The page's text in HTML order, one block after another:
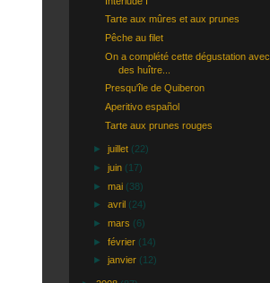
Tarte aux mûres et aux prunes
Pêche au filet
On a complété cette dégustation avec
des huître...
Presqu'île de Quiberon
Aperitivo español
Tarte aux prunes rouges
► juillet (22)
► juin (17)
► mai (38)
► avril (24)
► mars (6)
► février (14)
► janvier (12)